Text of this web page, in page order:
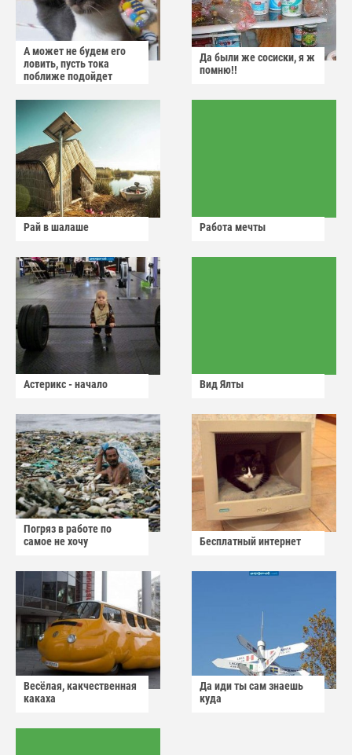
А может не будем его
ловить, пусть тока
поближе подойдет
Да были же сосиски, я ж
помню!!
Рай в шалаше Работа мечты
Астерикс - начало Вид Ялты
Погряз в работе по
самое не хочу
Бесплатный интернет
Весёлая, какчественная
какаха
Да иди ты сам знаешь
куда